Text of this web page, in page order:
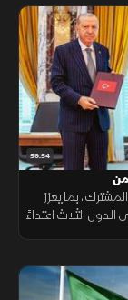
59:54
بما يعزز
الثلاث اعتداءً